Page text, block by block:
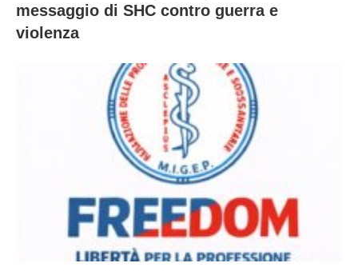
messaggio di SHC contro guerra e
violenza